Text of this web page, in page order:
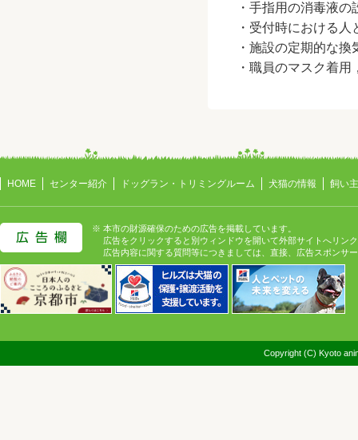
・手指用の消毒液の
・受付時における人
・施設の定期的な換
・職員のマスク着用
HOME センター紹介 ドッグラン・トリミングルーム 犬猫の情報 飼い
※ 本市の財源確保のための広告を掲載しています。
広告をクリックすると別ウィンドウを開いて外部サイトへリン
広告内容に関する質問等につきましては、直接、広告スポンサ
Copyright (C) Kyoto